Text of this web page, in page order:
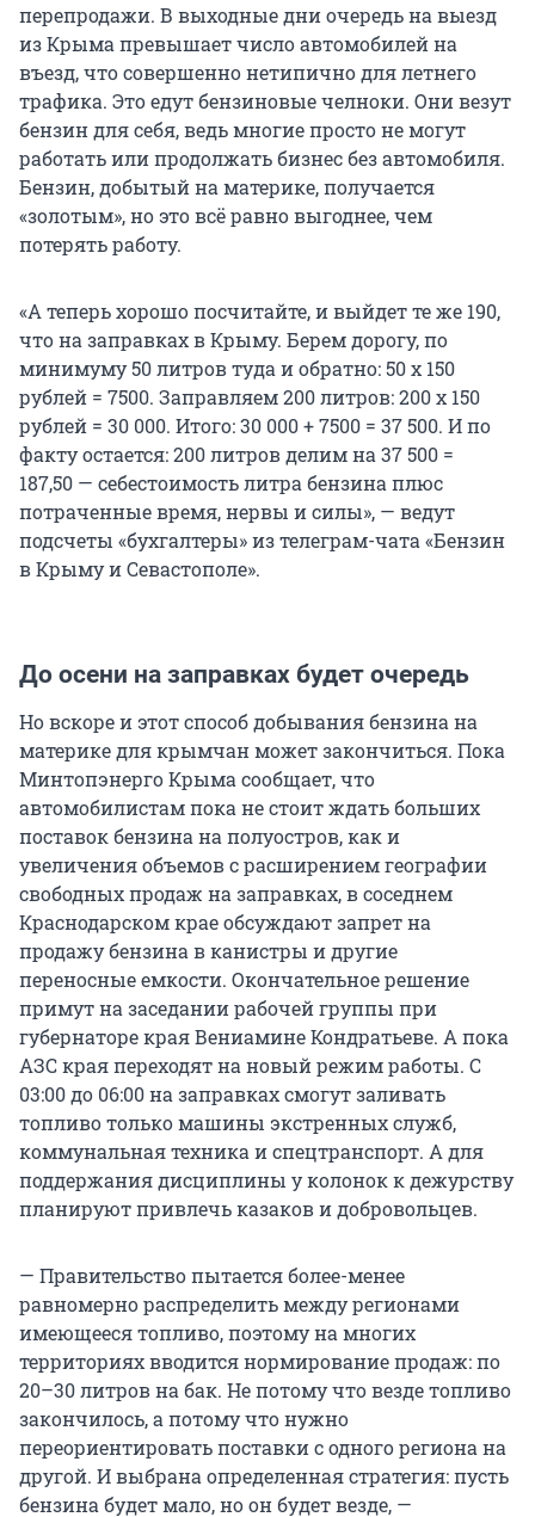
перепродажи. В выходные дни очередь на выезд
из Крыма превышает число автомобилей на
въезд, что совершенно нетипично для летнего
трафика. Это едут бензиновые челноки. Они везут
бензин для себя, ведь многие просто не могут
работать или продолжать бизнес без автомобиля.
Бензин, добытый на материке, получается
«золотым», но это всё равно выгоднее, чем
потерять работу.
«А теперь хорошо посчитайте, и выйдет те же 190,
что на заправках в Крыму. Берем дорогу, по
минимуму 50 литров туда и обратно: 50 х 150
рублей = 7500. Заправляем 200 литров: 200 х 150
рублей = 30 000. Итого: 30 000 + 7500 = 37 500. И по
факту остается: 200 литров делим на 37 500 =
187,50 — себестоимость литра бензина плюс
потраченные время, нервы и силы», — ведут
подсчеты «бухгалтеры» из телеграм-чата «Бензин
в Крыму и Севастополе».
До осени на заправках будет очередь
Но вскоре и этот способ добывания бензина на
материке для крымчан может закончиться. Пока
Минтопэнерго Крыма сообщает, что
автомобилистам пока не стоит ждать больших
поставок бензина на полуостров, как и
увеличения объемов с расширением географии
свободных продаж на заправках, в соседнем
Краснодарском крае обсуждают запрет на
продажу бензина в канистры и другие
переносные емкости. Окончательное решение
примут на заседании рабочей группы при
губернаторе края Вениамине Кондратьеве. А пока
АЗС края переходят на новый режим работы. С
03:00 до 06:00 на заправках смогут заливать
топливо только машины экстренных служб,
коммунальная техника и спецтранспорт. А для
поддержания дисциплины у колонок к дежурству
планируют привлечь казаков и добровольцев.
— Правительство пытается более-менее
равномерно распределить между регионами
имеющееся топливо, поэтому на многих
территориях вводится нормирование продаж: по
20–30 литров на бак. Не потому что везде топливо
закончилось, а потому что нужно
переориентировать поставки с одного региона на
другой. И выбрана определенная стратегия: пусть
бензина будет мало, но он будет везде, —